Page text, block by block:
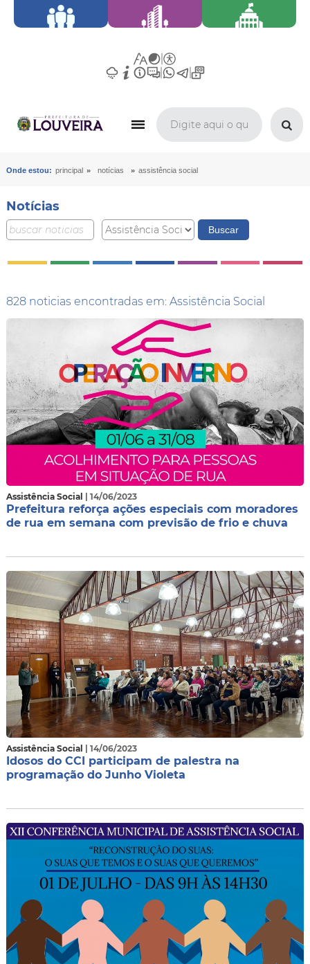
Onde estou: principal » notícias » assistência social
Notícias
828 noticias encontradas em: Assistência Social
Assistência Social | 14/06/2023
Prefeitura reforça ações especiais com moradores
de rua em semana com previsão de frio e chuva
Assistência Social | 14/06/2023
Idosos do CCI participam de palestra na
programação do Junho Violeta